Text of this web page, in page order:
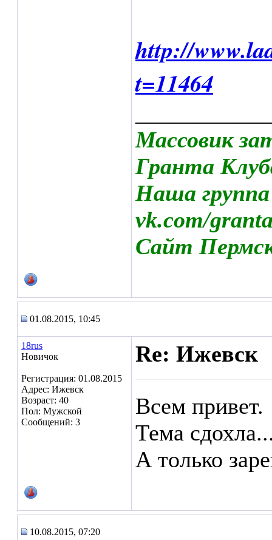
http://
t=11464
Массовик
Гранта
Наша
vk.com/
Сайт
01.08.2015, 10:45
18rus
Новичок
Регистрация: 01.08.2015
Адрес: Ижевск
Возраст: 40
Пол: Мужской
Сообщений: 3
Re: Ижевск
Всем привет.
Тема
А только
10.08.2015, 07:20